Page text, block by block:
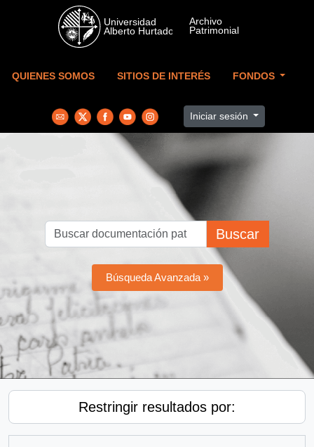
Skip to main content
QUIENES SOMOS SITIOS DE INTERÉS FONDOS
Iniciar sesión
Buscar
Búsqueda Avanzada »
Restringir resultados por: